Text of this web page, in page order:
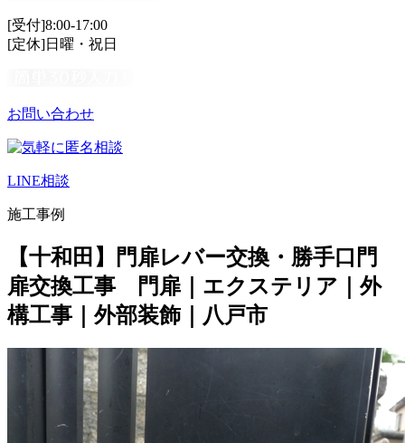
[受付]8:00-17:00
[定休]日曜・祝日
お問い合わせ
LINE相談
施工事例
【十和田】門扉レバー交換・勝手口門
扉交換工事 門扉｜エクステリア｜外
構工事｜外部装飾｜八戸市